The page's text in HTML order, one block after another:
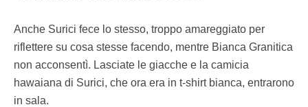
Anche Surici fece lo stesso, troppo amareggiato per
riflettere su cosa stesse facendo, mentre Bianca Granitica
non acconsentì. Lasciate le giacche e la camicia
hawaiana di Surici, che ora era in t-shirt bianca, entrarono
in sala.